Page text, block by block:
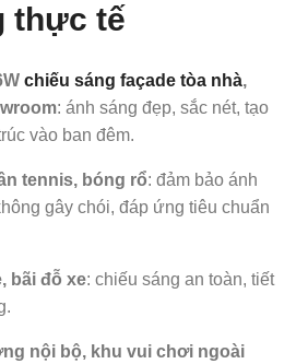
thực tế
chiếu sáng façade tòa nhà,
: ánh sáng đẹp, sắc nét, tạo
vào ban đêm.
tennis, bóng rổ: đảm bảo ánh
gây chói, đáp ứng tiêu chuẩn
bãi đỗ xe: chiếu sáng an toàn, tiết
nội bộ, khu vui chơi ngoài